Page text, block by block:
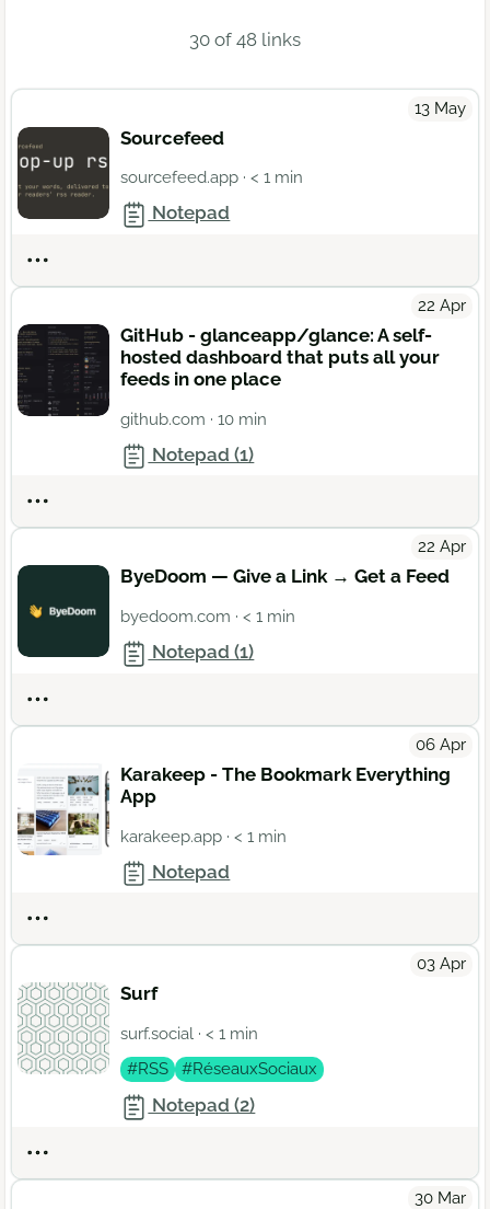
30 of 48 links
13 May
Sourcefeed
sourcefeed.app · < 1 min
Notepad
22 Apr
GitHub - glanceapp/glance: A self-
hosted dashboard that puts all your
feeds in one place
github.com · 10 min
Notepad (1)
22 Apr
ByeDoom — Give a Link → Get a Feed
byedoom.com · < 1 min
Notepad (1)
06 Apr
Karakeep - The Bookmark Everything
App
karakeep.app · < 1 min
Notepad
03 Apr
Surf
surf.social · < 1 min
#RSS
#RéseauxSociaux
Notepad (2)
30 Mar